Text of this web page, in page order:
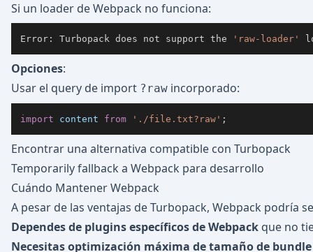
Si un loader de Webpack no funciona:
Error: Turbopack does not support the 'raw-loader'
Opciones:
Usar el query de import ?raw incorporado:
import content from './file.txt?raw' ;
Encontrar una alternativa compatible con Turbopack
Temporarily fallback a Webpack para desarrollo
Cuándo Mantener Webpack
A pesar de las ventajas de Turbopack, Webpack podría
Dependes de plugins específicos de Webpack que no
Necesitas optimización máxima de tamaño de bundle